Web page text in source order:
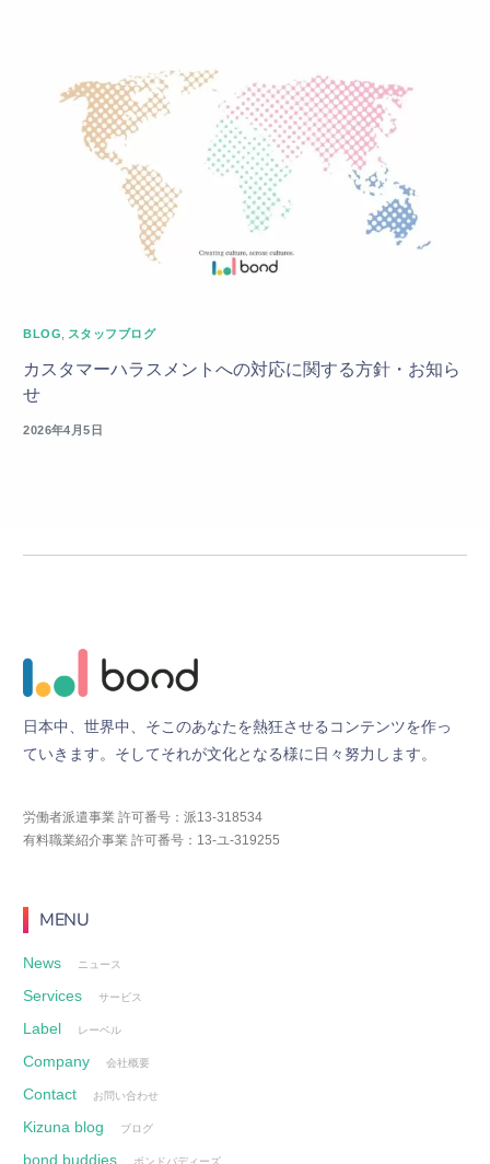
BLOG スタッフブログ
カスタマーハラスメントへの対応に関する方針・お知ら
せ
2026年4月5日
日本中 、世界中 そこのあなたを熱狂させる コ ンテンツを作っ
ていき ます。 そ してそれが文化と なる様に 日 々 努力 し ます。
労働者派遣事業 許可番号：派13-318534
有料職業紹介事業 許可番号：13-ユ-319255
MENU
News ニュース
Services サービス
Label レーベル
Company 会社概要
Contact お問い合わせ
Kizuna blog ブログ
bond buddies ボンドバディーズ